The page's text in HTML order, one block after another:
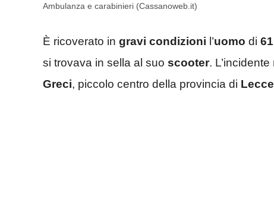
Ambulanza e carabinieri (Cassanoweb.it)
È ricoverato in gravi condizioni l’uomo di
si trovava in sella al suo scooter.
Greci, piccolo centro della provincia di Lecce